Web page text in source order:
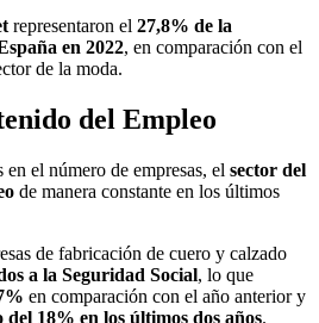
representaron el 27,8% de la
en 2022, en comparación con el
de la moda.
del Empleo
el número de empresas, el sector del
de manera constante en los últimos
de fabricación de cuero y calzado
a la Seguridad Social, lo que
en comparación con el año anterior y
18% en los últimos dos años.